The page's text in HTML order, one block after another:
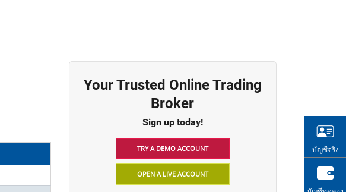
บัญชีจริง
Your Trusted Online Trading
Broker
Sign up today!
TRY A DEMO ACCOUNT
OPEN A LIVE ACCOUNT